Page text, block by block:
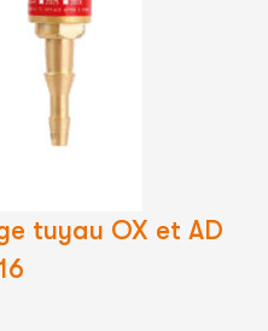
Lire
tuyau OX et AD